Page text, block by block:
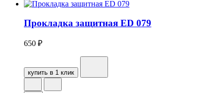
Прокладка защитная ED 079
650 ₽
купить в 1 клик